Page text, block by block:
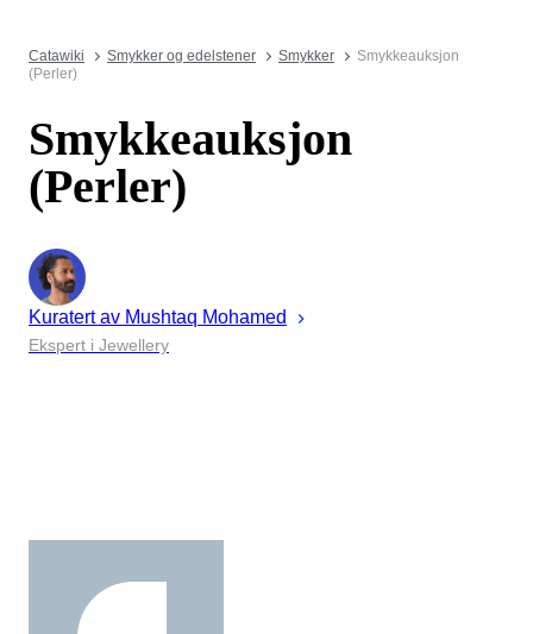
Catawiki Smykker og edelstener Smykker
Smykkeauksjon
(Perler)
Smykkeauksjon
(Perler)
Kuratert av Mushtaq Mohamed
Ekspert i Jewellery